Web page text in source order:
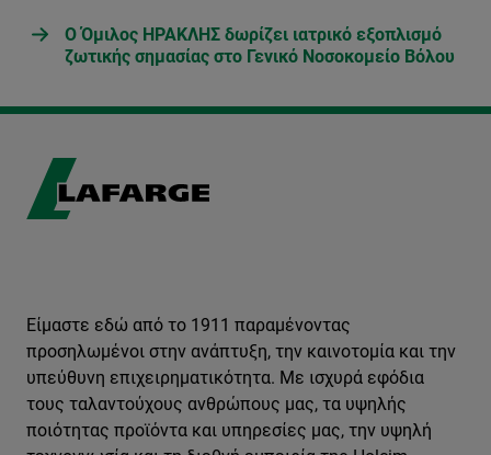
Ο Όμιλος ΗΡΑΚΛΗΣ δωρίζει ιατρικό εξοπλισμό
ζωτικής σημασίας στο Γενικό Νοσοκομείο Βόλου
Είμαστε εδώ από το 1911 παραμένοντας
προσηλωμένοι στην ανάπτυξη, την καινοτομία και την
υπεύθυνη επιχειρηματικότητα. Με ισχυρά εφόδια
τους ταλαντούχους ανθρώπους μας, τα υψηλής
ποιότητας προϊόντα και υπηρεσίες μας, την υψηλή